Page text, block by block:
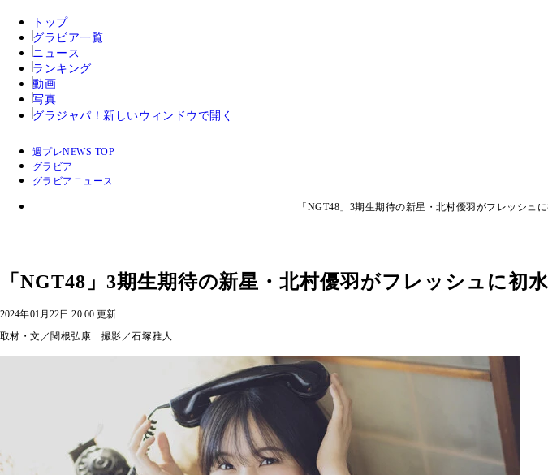
トップ
グラビア一覧
ニュース
ランキング
動画
写真
グラジャパ！ 新しいウィンドウで開く
週プレNEWS TOP
グラビア
グラビアニュース
「NGT48」3期生期待の新星・北村優羽がフレッシュ
「NGT48」3期生期待の新星・北村優羽がフレッシュに初
2024年01月22日 20:00 更新
取材・文／関根弘康 撮影／石塚雅人